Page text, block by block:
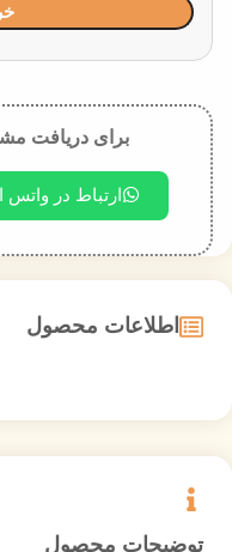
برای دریافت
ارتباط در واتس
توضیحات محصول
اطلاعات محصول